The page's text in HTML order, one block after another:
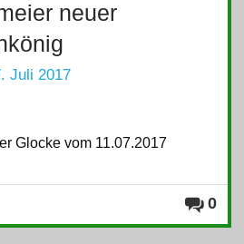
neuer
Juli 2017
Glocke vom 11.07.2017
0